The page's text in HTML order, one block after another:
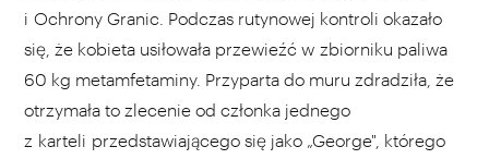
i Ochrony Granic. Podczas rutynowej kontroli okazało
się, że kobieta usiłowała przewieźć w zbiorniku paliwa
60 kg metamfetaminy. Przyparta do muru zdradziła, że
otrzymała to zlecenie od członka jednego
z karteli przedstawiającego się jako „George", którego